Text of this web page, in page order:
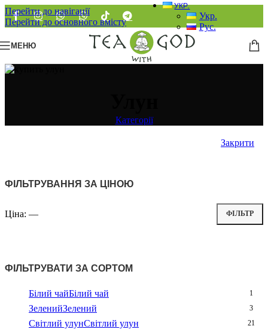
Перейти до навігації
Перейти до основного вмісту
УКР.
Укр.
Рус.
МЕНЮ
Категорії
Закрити
ФІЛЬТРУВАННЯ ЗА ЦІНОЮ
ФІЛЬТР
Ціна: —
ФІЛЬТРУВАТИ ЗА СОРТОМ
Білий чайБілий чай 1
ЗеленийЗелений 3
Світлий улунСвітлий улун 21